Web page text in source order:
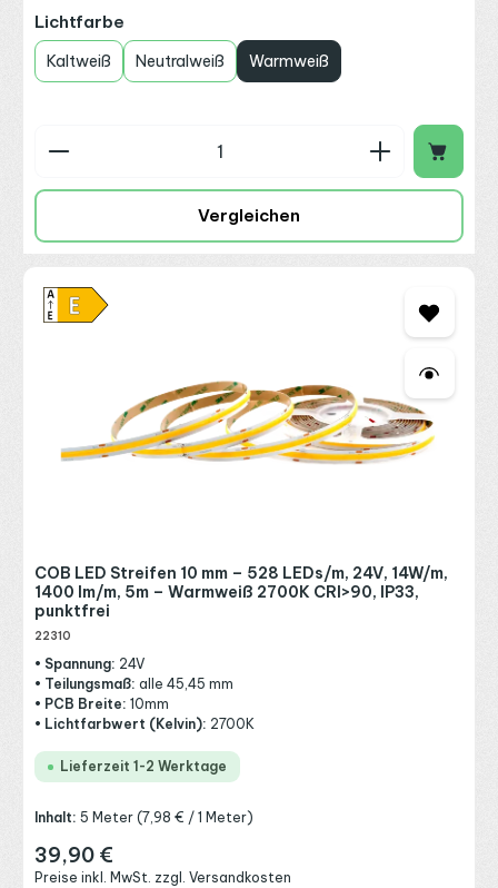
Lichtfarbe
Kaltweiß Neutralweiß Warmweiß
Produkt Anzahl: Gib den gewünschten Wert
Vergleichen
COB LED Streifen 10 mm – 528 LEDs/m, 24V, 14W/m,
1400 lm/m, 5m – Warmweiß 2700K CRI>90, IP33,
punktfrei
22310
• Spannung: 24V
• Teilungsmaß: alle 45,45 mm
• PCB Breite: 10mm
• Lichtfarbwert (Kelvin): 2700K
Lieferzeit 1-2 Werktage
Inhalt:5 Meter(7,98 € / 1 Meter)
Regulärer Preis:
39,90 €
Preise inkl. MwSt. zzgl. Versandkosten